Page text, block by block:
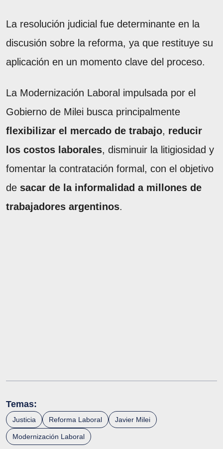
La resolución judicial fue determinante en la
discusión sobre la reforma, ya que restituye su
aplicación en un momento clave del proceso.
La Modernización Laboral impulsada por el
Gobierno de Milei busca principalmente
flexibilizar el mercado de trabajo, reducir
los costos laborales, disminuir la litigiosidad y
fomentar la contratación formal, con el objetivo
de sacar de la informalidad a millones de
trabajadores argentinos.
Temas:
Justicia Reforma Laboral Javier Milei
Modernización Laboral